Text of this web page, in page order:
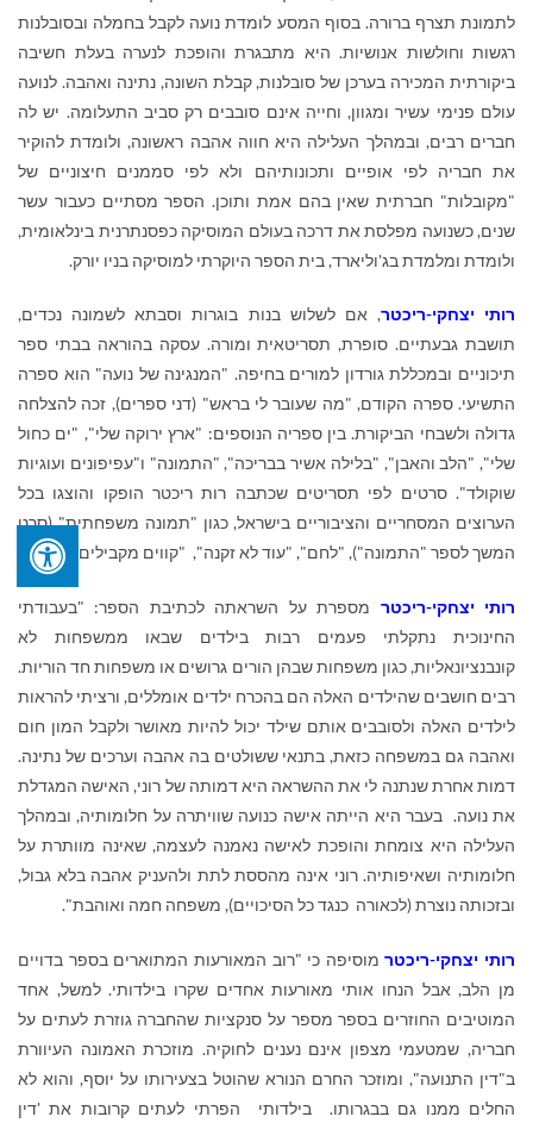
לתמונת תצרף ברורה. בסוף המסע לומדת נועה לקבל בחמלה ובסובלנות
רגשות וחולשות אנושיות. היא מתבגרת והופכת לנערה בעלת חשיבה
ביקורתית המכירה בערכן של סובלנות, קבלת השונה, נתינה ואהבה. לנועה
עולם פנימי עשיר ומגוון, וחייה אינם סובבים רק סביב התעלומה. יש לה
חברים רבים, ובמהלך העלילה היא חווה אהבה ראשונה, ולומדת להוקיר
את חבריה לפי אופיים ותכונותיהם ולא לפי סממנים חיצוניים של
"מקובלות" חברתית שאין בהם אמת ותוכן. הספר מסתיים כעבור עשר
שנים, כשנועה מפלסת את דרכה בעולם המוסיקה כפסנתרנית בינלאומית,
ולומדת ומלמדת בג'וליארד, בית הספר היוקרתי למוסיקה בניו יורק.
רותי יצחקי-ריכטר, אם לשלוש בנות בוגרות וסבתא לשמונה נכדים,
תושבת גבעתיים. סופרת, תסריטאית ומורה. עסקה בהוראה בבתי ספר
תיכוניים ובמכללת גורדון למורים בחיפה. "המנגינה של נועה" הוא ספרה
התשיעי. ספרה הקודם, "מה שעובר לי בראש" (דני ספרים), זכה להצלחה
גדולה ולשבחי הביקורת. בין ספריה הנוספים: "ארץ ירוקה שלי", "ים כחול
שלי", "הלב והאבן", "בלילה אשיר בבריכה", "התמונה" ו"עפיפונים ועוגיות
שוקולד". סרטים לפי תסריטים שכתבה רות ריכטר הופקו והוצגו בכל
הערוצים המסחריים והציבוריים בישראל, כגון "תמונה משפחתית" (סרט
המשך לספר "התמונה"), "לחם", "עוד לא זקנה", "קווים מקבילים" ועוד.
רותי יצחקי-ריכטר מספרת על השראתה לכתיבת הספר: "בעבודתי
החינוכית נתקלתי פעמים רבות בילדים שבאו ממשפחות לא
קונבנציונאליות, כגון משפחות שבהן הורים גרושים או משפחות חד הוריות.
רבים חושבים שהילדים האלה הם בהכרח ילדים אומללים, ורציתי להראות
לילדים האלה ולסובבים אותם שילד יכול להיות מאושר ולקבל המון חום
ואהבה גם במשפחה כזאת, בתנאי ששולטים בה אהבה וערכים של נתינה.
דמות אחרת שנתנה לי את ההשראה היא דמותה של רוני, האישה המגדלת
את נועה. בעבר היא הייתה אישה כנועה שוויתרה על חלומותיה, ובמהלך
העלילה היא צומחת והופכת לאישה נאמנה לעצמה, שאינה מוותרת על
חלומותיה ושאיפותיה. רוני אינה מהססת לתת ולהעניק אהבה בלא גבול,
ובזכותה נוצרת (לכאורה כנגד כל הסיכויים), משפחה חמה ואוהבת".
רותי יצחקי-ריכטרמוסיפה כי "רוב המאורעות המתוארים בספר בדויים
מן הלב, אבל הנחו אותי מאורעות אחדים שקרו בילדותי. למשל, אחד
המוטיבים החוזרים בספר מספר על סנקציות שהחברה גוזרת לעתים על
חבריה, שמטעמי מצפון אינם נענים לחוקיה. מוזכרת האמונה העיוורת
ב"דין התנועה", ומוזכר החרם הנורא שהוטל בצעירותו על יוסף, והוא לא
החלים ממנו גם בבגרותו. בילדותי הפרתי לעתים קרובות את 'דין